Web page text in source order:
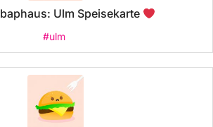
Ulm Speisekarte
#ulm